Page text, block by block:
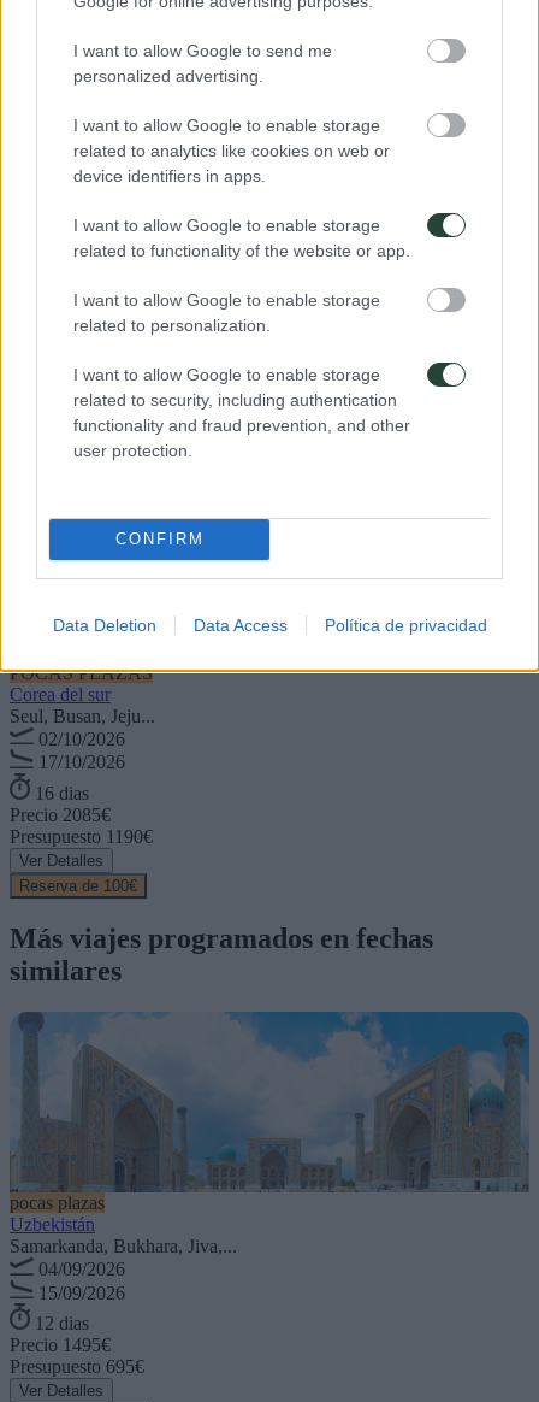
I want to allow Google to send me
personalized advertising.
I want to allow Google to enable storage
related to analytics like cookies on web or
device identifiers in apps.
I want to allow Google to enable storage
related to functionality of the website or app.
I want to allow Google to enable storage
related to personalization.
I want to allow Google to enable storage
related to security, including authentication
functionality and fraud prevention, and other
user protection.
CONFIRM
Data Deletion Data Access Política de privacidad
Viajes programados a
02/10/2026
17/10/2026
POCAS PLAZAS
Corea del sur
Presupuesto
POCAS PLAZAS
Corea del sur
Seul, Busan, Jeju...
02/10/2026
17/10/2026
16 dias
Precio 2085€
Presupuesto 1190€
Ver Detalles
Reserva de 100€
Más viajes programados en fechas
similares
pocas plazas
Uzbekistán
Samarkanda, Bukhara, Jiva,...
04/09/2026
15/09/2026
12 dias
Precio 1495€
Presupuesto 695€
Ver Detalles